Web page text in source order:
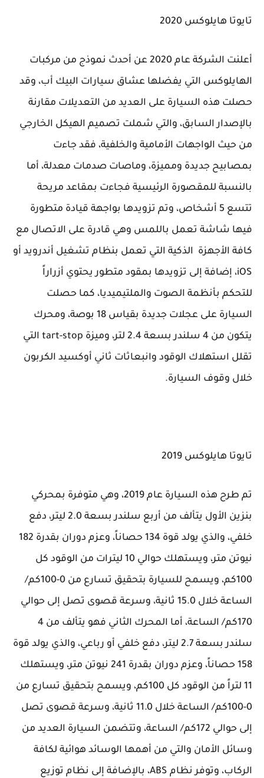
تايوتا هايلوكس 2020
أعلنت الشركة عام 2020 عن أحدث نموذج من مركبات
الهايلوكس التي يفضلها عشاق سيارات البيك أب، وقد
حصلت هذه السيارة على العديد من التعديلات مقارنة
بالإصدار السابق، والتي شملت تصميم الهيكل الخارجي
من حيث الواجهات الأمامية والخلفية، فقد جاءت
بمصابيح جديدة ومميزة، وماصات صدمات معدلة، أما
بالنسبة للمقصورة الرئيسية فجاءت بمقاعد مريحة
تتسع 5 أشخاص، وتم تزويدها بواجهة قيادة متطورة
فيها شاشة تعمل باللمس وهي قادرة على الاتصال مع
كافة الأجهزة الذكية التي تعمل بنظام تشغيل أندرويد أو
iOS، إضافة إلى تزويدها بمقود متطور يحتوي أزراراً
للتحكم بأنظمة الصوت والملتيميديا، كما حصلت
السيارة على عجلات جديدة بقياس 18 بوصة، ومحرك
يتكون من 4 سلندر بسعة 2.4 لتر، وميزة tart-stop التي
تقلل استهلاك الوقود وانبعاثات ثاني أوكسيد الكربون
خلال وقوف السيارة.
تايوتا هايلوكس 2019
تم طرح هذه السيارة عام 2019، وهي متوفرة بمحركي
بنزين الأول يتألف من أربع سلندر بسعة 2.0 ليتر، دفع
خلفي، والذي يولد قوة 134 حصاناً، وعزم دوران بقدرة 182
نيوتن متر، ويستهلك حوالي 10 ليترات من الوقود كل
100كم، ويسمح للسيارة بتحقيق تسارع من 0-100كم/
الساعة خلال 15.0 ثانية، وسرعة قصوى تصل إلى حوالي
170كم/ الساعة، أما المحرك الثاني فهو يتألف من 4
سلندر بسعة 2.7 ليتر، دفع خلفي أو رباعي، والذي يولد قوة
158 حصاناً، وعزم دوران بقدرة 241 نيوتن متر، ويستهلك
11 لتراً من الوقود كل 100كم، ويسمح بتحقيق تسارع من
0-100كم/ الساعة خلال 11.0 ثانية، وسرعة قصوى تصل
إلى حوالي 172كم/ الساعة، وتتضمن السيارة العديد من
وسائل الأمان والتي من أهمها الوسائد هوائية لكافة
الركاب، وتوفر نظام ABS، بالإضافة إلى نظام توزيع